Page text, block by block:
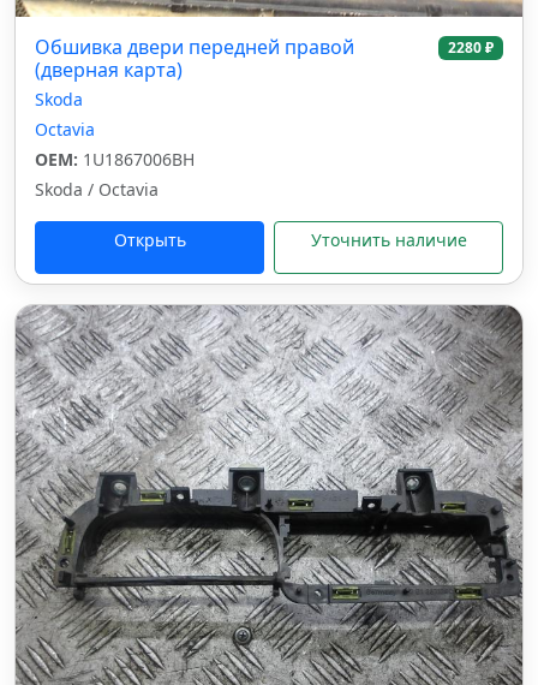
Обшивка двери передней правой
(дверная карта)
2280 ₽
Skoda
Octavia
OEM: 1U1867006BH
Skoda / Octavia
Открыть Уточнить наличие